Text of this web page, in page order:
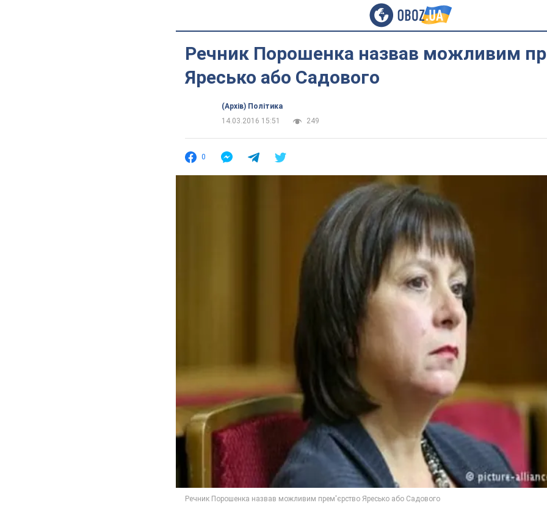
Речник Порошенка назвав можливим
Яресько або Садового
(Архів) Політика
14.03.2016 15:51
249
0